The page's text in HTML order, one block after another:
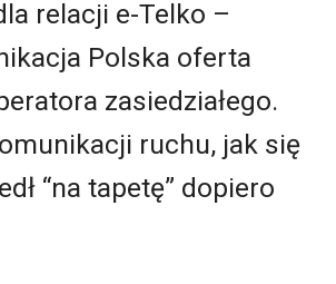
relacji e-Telko –
Polska oferta
zasiedziałego.
ruchu, jak się
“na tapetę” dopiero